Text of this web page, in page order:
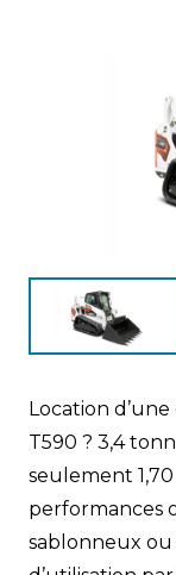
Location
T590 ? 3,4
seulement
performances
sablonneux